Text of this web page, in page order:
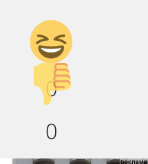
Дикий
смех!
0
Палец
вниз!
0